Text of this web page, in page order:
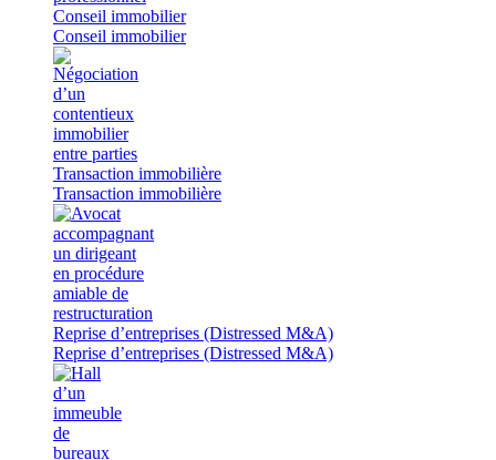
Conseil immobilier
Conseil immobilier
Transaction immobilière
Transaction immobilière
Reprise d’entreprises (Distressed M&A)
Reprise d’entreprises (Distressed M&A)